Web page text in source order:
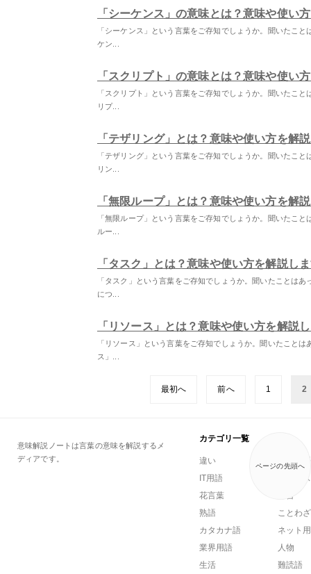
「シーケンス」の意味とは？意味や使い
「シーケンス」という言葉をご存知でしょうか。聞いたこ
ケン...
「スクリプト」の意味とは？意味や使い
「スクリプト」という言葉をご存知でしょうか。聞いたこ
リプ...
「テザリング」とは？意味や使い方を解
「テザリング」という言葉をご存知でしょうか。聞いたこ
リン...
「無限ループ」とは？意味や使い方を解
「無限ループ」という言葉をご存知でしょうか。聞いたこ
ルー...
「タスク」とは？意味や使い方を解説し
「タスク」という言葉をご存知でしょうか。聞いたことは
につ...
「リソース」とは？意味や使い方を解説
「リソース」という言葉をご存知でしょうか。聞いたこと
ス」...
最初へ 前へ 1 2
ページの先頭へ
意味解説ノートは言葉の意味を解説するメ
ディアです。
カテゴリ一覧
違い
一般用語
IT用語
ビジネ
花言葉
方言
熟語
ことわ
カタカナ語
ネット
業界用語
人物
生活
難読語